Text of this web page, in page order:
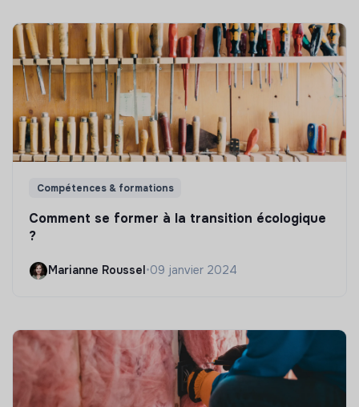
Compétences & formations
Comment se former à la transition écologique
?
Marianne Roussel •09 janvier 2024